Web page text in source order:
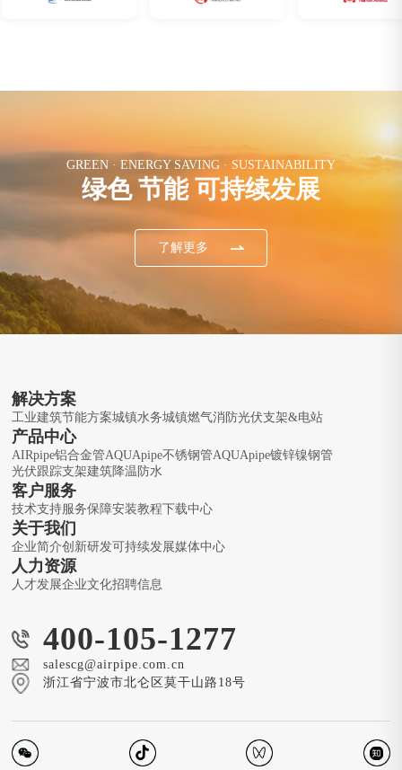
GREEN · ENERGY SAVING · SUSTAINABILITY
绿色 节能 可持续发展
了解更多
解决方案
工业建筑节能方案城镇水务城镇燃气消防光伏支架&电站
产品中心
AIRpipe铝合金管AQUApipe不锈钢管AQUApipe镀锌镍钢管
光伏跟踪支架建筑降温防水
客户服务
技术支持 服务保障安装教程下载中心
关于我们
企业简介创新研发可持续发展媒体中心
人力资源
人才发展企业文化招聘信息
400-105-1277
salescg@airpipe.com.cn
浙江省宁波市北仑区莫干山路18号